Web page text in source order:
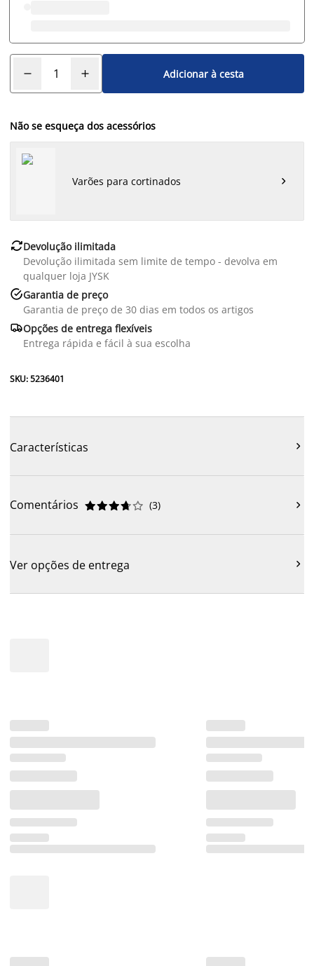
Adicionar à cesta
Não se esqueça dos acessórios
Varões para cortinados 
Devolução ilimitada
Devolução ilimitada sem limite de tempo - devolva em
qualquer loja JYSK
Garantia de preço
Garantia de preço de 30 dias em todos os artigos
Opções de entrega flexíveis
Entrega rápida e fácil à sua escolha
SKU: 5236401
Características 
Comentários 




 (3) 
Ver opções de entrega 